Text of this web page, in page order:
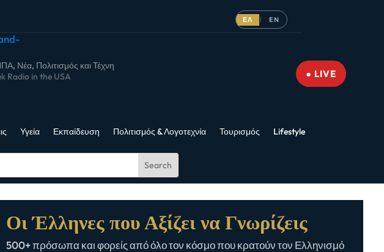
ΕΛ | EN
Νέα, Πολιτισμός και Τέχνη
Radio in the USA
● LIVE
Υγεία Εκπαίδευση Πολιτισμός & Λογοτεχνία Τουρισμός Lifestyle
Οι Έλληνες που Αξίζει να Γνωρίζεις
500+ πρόσωπα και φορείς από όλο τον κόσμο που κρατούν τον Ελληνισμό